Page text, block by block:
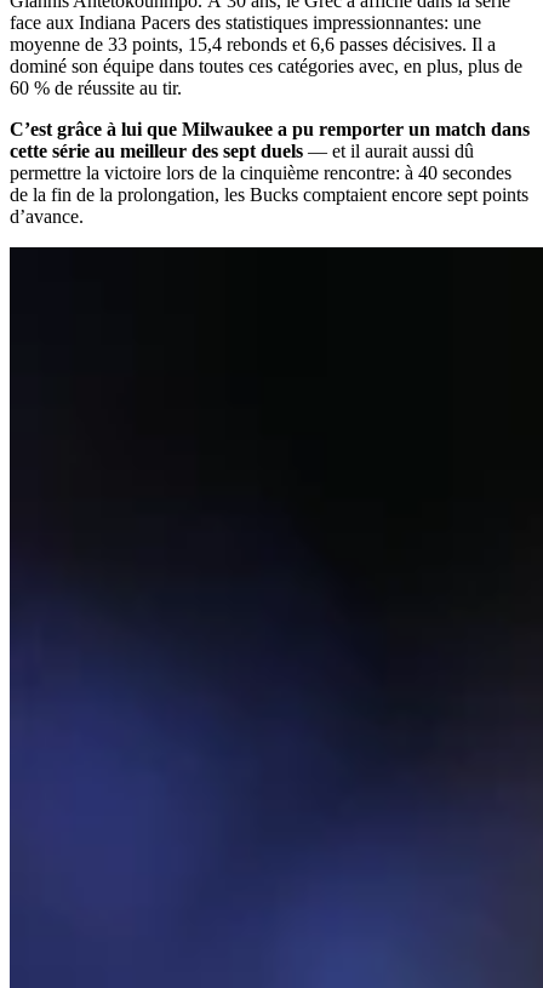
face aux Indiana Pacers des statistiques impressionnantes: une
moyenne de 33 points, 15,4 rebonds et 6,6 passes décisives. Il a
dominé son équipe dans toutes ces catégories avec, en plus, plus de
60 % de réussite au tir.
C’est grâce à lui que Milwaukee a pu remporter un match dans
cette série au meilleur des sept duels — et il aurait aussi dû
permettre la victoire lors de la cinquième rencontre: à 40 secondes
de la fin de la prolongation, les Bucks comptaient encore sept points
d’avance.